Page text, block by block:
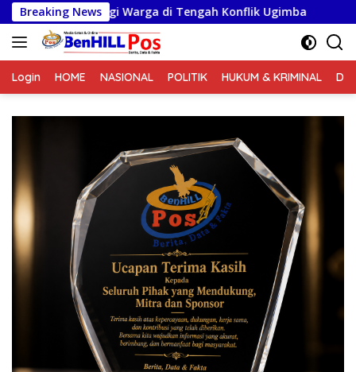
Langsung
ke
konten
Breaking News
di Tengah Konflik Ugimba Satgas Karya Bakti
Login HOME NASIONAL POLITIK HUKUM & KRIMINAL